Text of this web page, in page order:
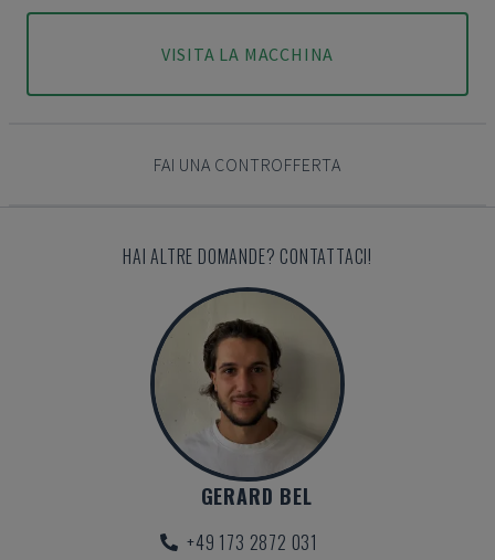
VISITA LA MACCHINA
FAI UNA CONTROFFERTA
HAI ALTRE DOMANDE? CONTATTACI!
GERARD BEL
+49 173 2872 031